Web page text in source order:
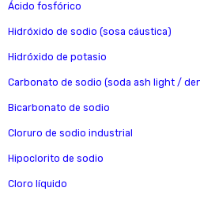
Ácido fosfórico
Hidróxido de sodio (sosa cáustica)
Hidróxido de potasio
Carbonato de sodio (soda ash light /
Bicarbonato de sodio
Cloruro de sodio industrial
Hipoclorito de sodio
Cloro líquido